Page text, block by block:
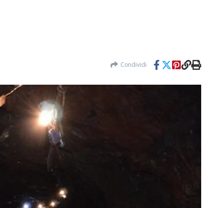
Condividi